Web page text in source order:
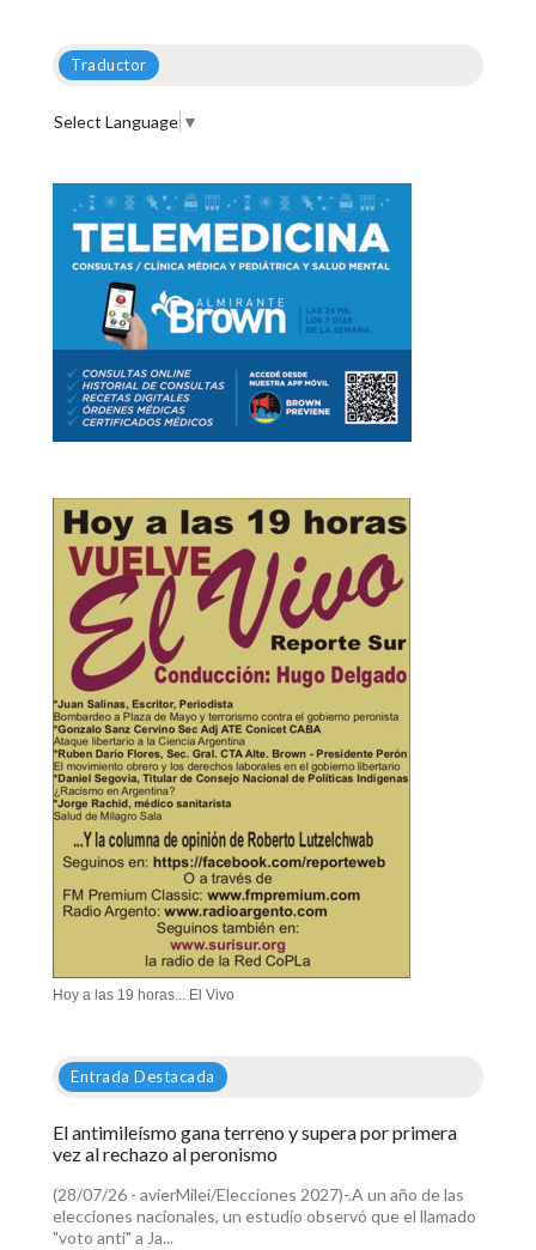
Traductor
Select Language ▼
Hoy a las 19 horas... El Vivo
Entrada Destacada
El antimileísmo gana terreno y supera por primera
vez al rechazo al peronismo
(28/07/26 - avierMilei/Elecciones 2027)-.A un año de las
elecciones nacionales, un estudio observó que el llamado
"voto anti" a Ja...